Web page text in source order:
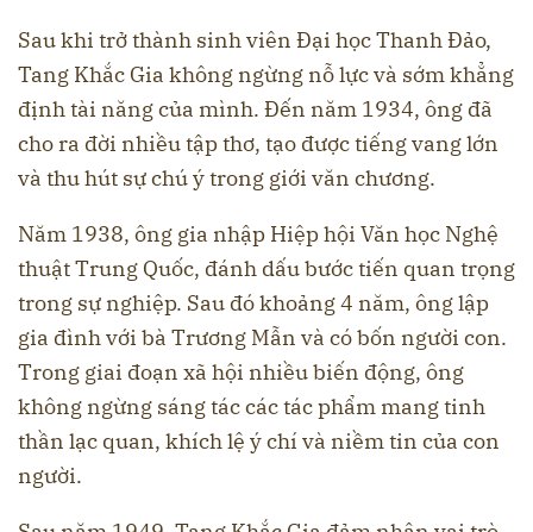
Sau khi trở thành sinh viên Đại học Thanh Đảo,
Tang Khắc Gia không ngừng nỗ lực và sớm khẳng
định tài năng của mình. Đến năm 1934, ông đã
cho ra đời nhiều tập thơ, tạo được tiếng vang lớn
và thu hút sự chú ý trong giới văn chương.
Năm 1938, ông gia nhập Hiệp hội Văn học Nghệ
thuật Trung Quốc, đánh dấu bước tiến quan trọng
trong sự nghiệp. Sau đó khoảng 4 năm, ông lập
gia đình với bà Trương Mẫn và có bốn người con.
Trong giai đoạn xã hội nhiều biến động, ông
không ngừng sáng tác các tác phẩm mang tinh
thần lạc quan, khích lệ ý chí và niềm tin của con
người.